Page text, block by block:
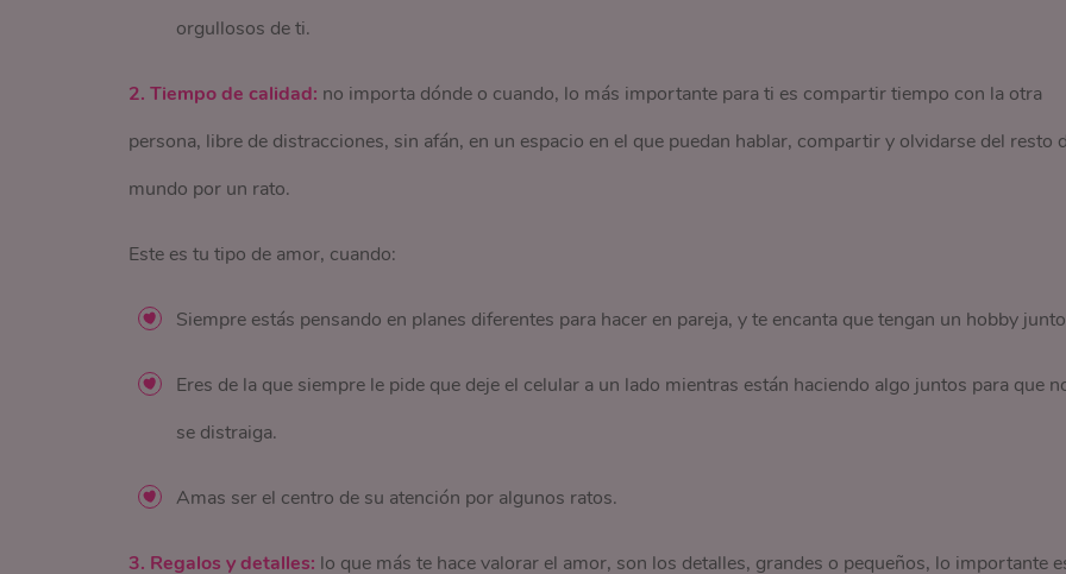
orgullosos de ti.
2. Tiempo de calidad: no importa dónde o cuando, lo más importante para ti es compartir tiempo con la otra
persona, libre de distracciones, sin afán, en un espacio en el que puedan hablar, compartir y olvidarse del resto
mundo por un rato.
Este es tu tipo de amor, cuando:
Siempre estás pensando en planes diferentes para hacer en pareja, y te encanta que tengan un hobby
Eres de la que siempre le pide que deje el celular a un lado mientras están haciendo algo juntos para que
se distraiga.
Amas ser el centro de su atención por algunos ratos.
3. Regalos y detalles: lo que más te hace valorar el amor, son los detalles, grandes o pequeños, lo importante